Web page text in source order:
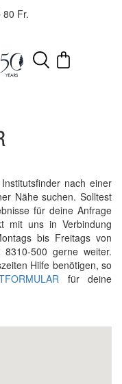
80 Fr.
nach einer
Nähe suchen. Solltest
für deine Anfrage
mit uns in Verbindung
bis Freitags von
500 gerne weiter.
Hilfe benötigen, so
für deine